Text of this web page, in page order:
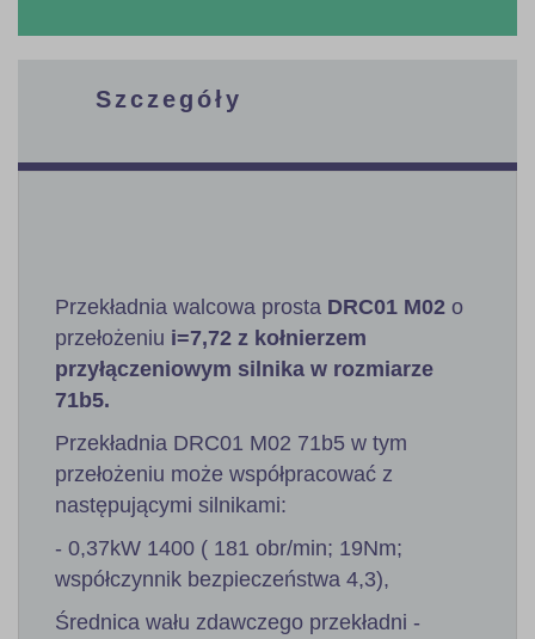
Szczegóły
Przekładnia walcowa prosta DRC01 M02 o
przełożeniu i=7,72 z kołnierzem
przyłączeniowym silnika w rozmiarze
71b5.
Przekładnia DRC01 M02 71b5 w tym
przełożeniu może współpracować z
następującymi silnikami:
- 0,37kW 1400 ( 181 obr/min; 19Nm;
współczynnik bezpieczeństwa 4,3),
Średnica wału zdawczego przekładni -